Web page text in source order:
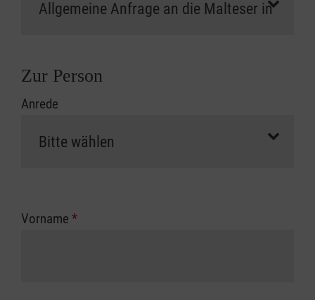
Zur Person
Anrede
Vorname *